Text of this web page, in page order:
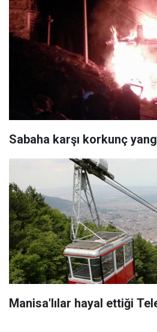
Sabaha karşı korkunç
Manisa'lılar hayal ettiği